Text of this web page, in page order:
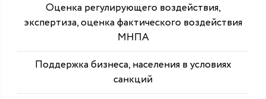
Оценка регулирующего воздействия,
экспертиза, оценка фактического воздействия
МНПА
Поддержка бизнеса, населения в условиях
санкций